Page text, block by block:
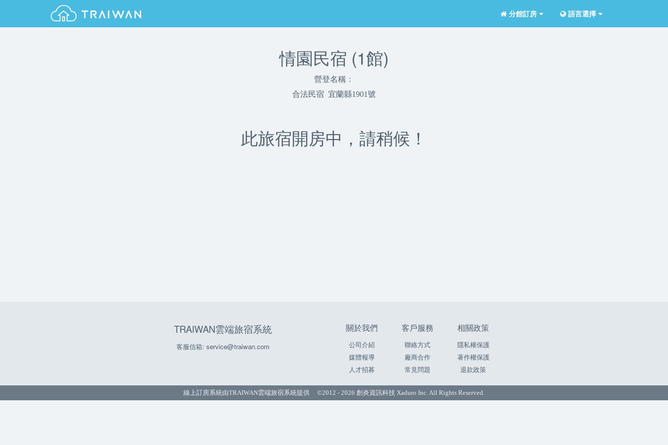
分館訂房 語言選擇
情園民宿 (1館)
營登名稱：
合法民宿 宜蘭縣1901號
此旅宿開房中，請稍候！
TRAIWAN雲端旅宿系統
客服信箱: service@traiwan.com
關於我們
公司介紹
媒體報導
人才招募
客戶服務
聯絡方式
廠商合作
常見問題
相關政策
隱私權保護
著作權保護
退款政策
線上訂房系統由TRAIWAN雲端旅宿系統提供 ©2012 - 2026 創炎資訊科技 Xaduro Inc. All Rights Reserved.